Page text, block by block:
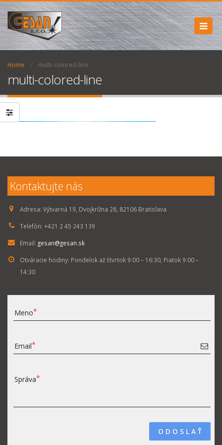
Home multi-colored-line
multi-colored-line
Kontaktujte nás
Adresa: Výtvarná 19, Dvojkrížna 28, 82106 Bratislava
Telefón: +421 2 45 243 139
Email: gesan@gesan.sk
Otváracie hodiny: Pondelok až štvrtok 9:00 – 16:30, Piatok 9:00 –
14:30
Meno
Email
Správa
O D O S L A Ť